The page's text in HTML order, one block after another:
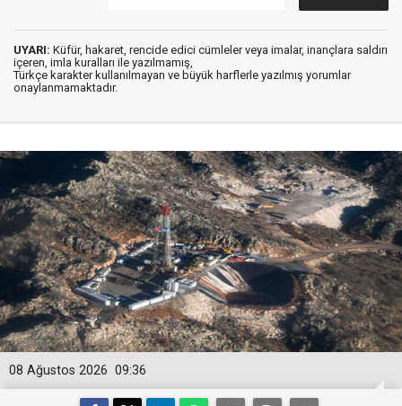
UYARI: Küfür, hakaret, rencide edici cümleler veya imalar, inançlara saldırı
içeren, imla kuralları ile yazılmamış,
Türkçe karakter kullanılmayan ve büyük harflerle yazılmış yorumlar
onaylanmamaktadır.
09:36
08 Ağustos 2026